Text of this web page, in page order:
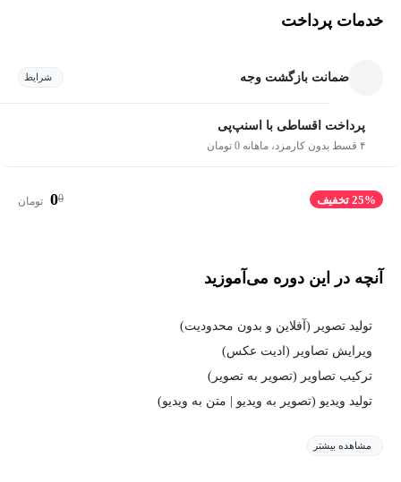
خدمات پرداخت
ضمانت بازگشت وجه شرایط
پرداخت اقساطی با اسنپ‌پی
۴ قسط بدون کارمزد، ماهانه 0 تومان
25% تخفیف 0
0 تومان
آنچه در این دوره می‌آموزید
تولید تصویر (آفلاین و بدون محدودیت)
ویرایش تصاویر (ادیت عکس)
ترکیب تصاویر (تصویر به تصویر)
تولید ویدیو (تصویر به ویدیو | متن به ویدیو)
مشاهده بیشتر